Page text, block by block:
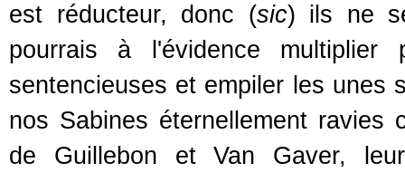
est réducteur, donc (sic) ils ne
pourrais à l'évidence
sentencieuses et empiler les unes
nos Sabines éternellement ravies
de Guillebon et Van Gaver,